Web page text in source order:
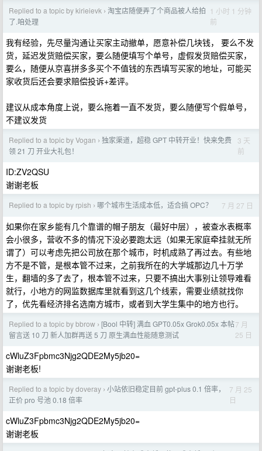
Replied to a topic by kirieievk › 淘宝店随便弄了个商品被人给拍
了.咱处理
1 小时 1 分钟
前
我有经验，先尽量沟通让买家主动撤单，愿意补偿几块钱， 要么不发
货，延迟发货赔偿买家，要么随便填写个单号，虚假发货赔偿买家，
要么，随便从京喜拼多多买个不值钱的东西填写买家的地址，可能买
家收货后还会要求赔偿投诉+差评。
建议从成本角度上说，要么拖着一直不发货，要么随便写个假单号，
不建议发货
Replied to a topic by Vogan › 独家渠道，超稳 GPT 中转开业！快来免费
领 21 刀 开业大礼包！
3 天
前
ID:ZV2QSU
谢谢老板
Replied to a topic by rpish › 哪个城市生活成本低，适合搞 OPC？ 7 月 27 日
如果你在家乡能有几个靠谱的帽子朋友（最好中层），被查水表概率
会小很多，营收不多的情况下没必要跑太远（如果无家庭牵挂就无所
谓了）可以考虑先把公司放在那个城市，时机成熟了再过去。有些地
方不是不管，是根本管不过来，之前我所在的大学城那边几十万学
生，翻墙的多了去了，根本管不过来，只要不搞出大事别让领导难看
就行，小地方的网监数据库里就看到这几个线索，需要业绩就找你
了，优先看经济排名选南方城市，或者到大学生集中的地方也行。
Replied to a topic by bbrow › [Bool 中转] 满血 GPT0.05x Grok0.05x 本帖
留言送 10 刀 新人加群再送 5 刀 原生满血性能随意测试
7 月
25 日
cWluZ3Fpbmc3Njg2QDE2My5jb20=
谢谢老板!
Replied to a topic by doveray › 小站依旧稳定目前 gpt-plus 0.1 倍率，
正价 pro 号池 0.18 倍率
7 月 25
日
cWluZ3Fpbmc3Njg2QDE2My5jb20=
谢谢老板